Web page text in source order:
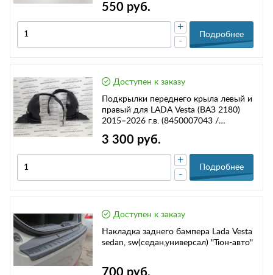
550 руб.
-
+
Подробнее
Доступен к заказу
Подкрылки переднего крыла левый и
правый для LADA Vesta (ВАЗ 2180)
2015–2026 г.в. (8450007043 /
3 300 руб.
-
+
Подробнее
Доступен к заказу
Накладка заднего бампера Lada Vesta
sedan, sw(седан,универсал) "Тюн-авто"